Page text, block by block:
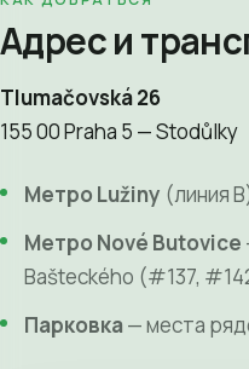
Адрес и
Tlumačovská 26
155 00 Praha 5 — Stodůlky
Метро Lužiny (линия
Метро Nové Butovice
Bašteckého (#137,
Парковка — места